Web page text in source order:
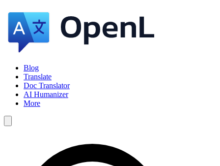
Blog
Translate
Doc Translator
AI Humanizer
More